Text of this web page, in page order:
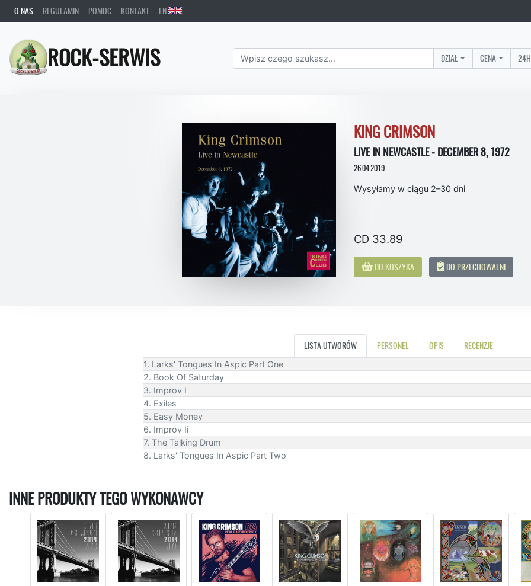
O NAS REGULAMIN POMOC KONTAKT EN
ROCK-SERWIS DZIAŁ CENA
KING CRIMSON
LIVE IN NEWCASTLE - DECEMBER 8, 1972
26.04.2019
Wysyłamy w ciągu 2–30 dni
CD 33.89
DO KOSZYKA DO PRZECHOWALNI
LISTA UTWORÓW PERSONEL OPIS RECENZJE
1. Larks' Tongues In Aspic Part One
2. Book Of Saturday
3. Improv I
4. Exiles
5. Easy Money
6. Improv Ii
7. The Talking Drum
8. Larks' Tongues In Aspic Part Two
INNE PRODUKTY TEGO WYKONAWCY